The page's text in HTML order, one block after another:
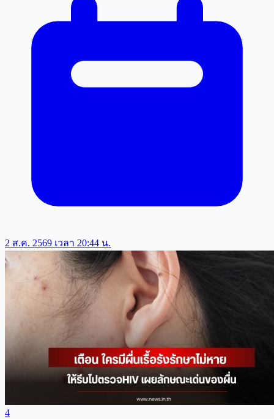
2 ส.ค. 2569 เวลา 20:44 น.
4